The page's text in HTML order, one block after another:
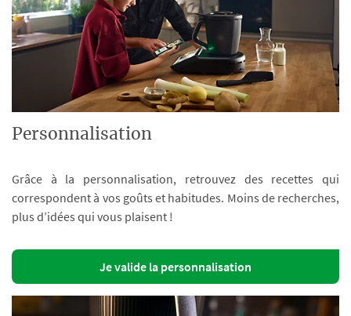
Personnalisation
Grâce à la personnalisation, retrouvez des recettes qui
correspondent à vos goûts et habitudes. Moins de recherches,
plus d’idées qui vous plaisent !
Je valide la personnalisation